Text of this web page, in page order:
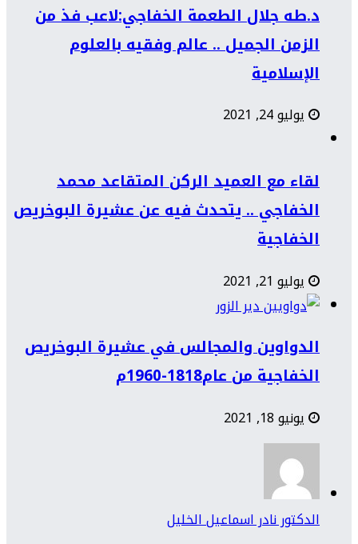
د.طه جلال الطعمة الخفاجي:لاعب فذ من
الزمن الجميل .. عالم وفقيه بالعلوم
الإسلامية
يوليو 24, 2021
لقاء مع العميد الركن المتقاعد محمد
الخفاجي .. يتحدث فيه عن عشيرة البوخريص
الخفاجية
يوليو 21, 2021
الدواوين والمجالس في عشيرة البوخريص
الخفاجية من عام1818-1960م
يونيو 18, 2021
الدكتور نادر اسماعيل الخليل